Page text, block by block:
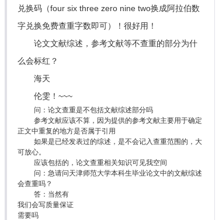
兑换码（four six three zero nine two换成阿拉伯数
字兑换免费查重字数即可）！很好用！
论文文献综述，参考文献等不查重的部分为什
么会标红？
海天
伦雯！~~~
问：论文查重是不包括文献综述部分吗
参考文献应该不算，因为提供的参考文献主要用于确定
正文中重复的地方是否属于引用
如果是已经发表过的综述，是不会记入查重范围的，大
可放心。
应该包括的，论文查重相关知识可见我空间
问：急请问天津师范大学本科生毕业论文中的文献综述
会查重吗？
答：当然有
我们会写质量保证
需要吗